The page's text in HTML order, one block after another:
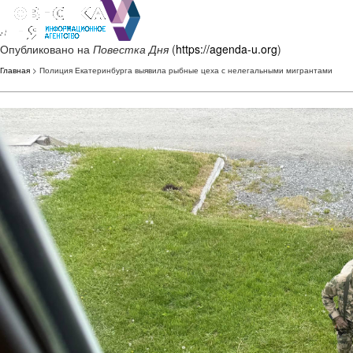
Опубликовано на Повестка Дня (https://agenda-u.org)
Главная > Полиция Екатеринбурга выявила рыбные цеха с нелегальными мигрантами